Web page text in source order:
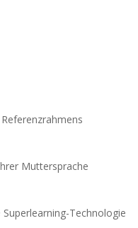
Muttersprache
Technologie